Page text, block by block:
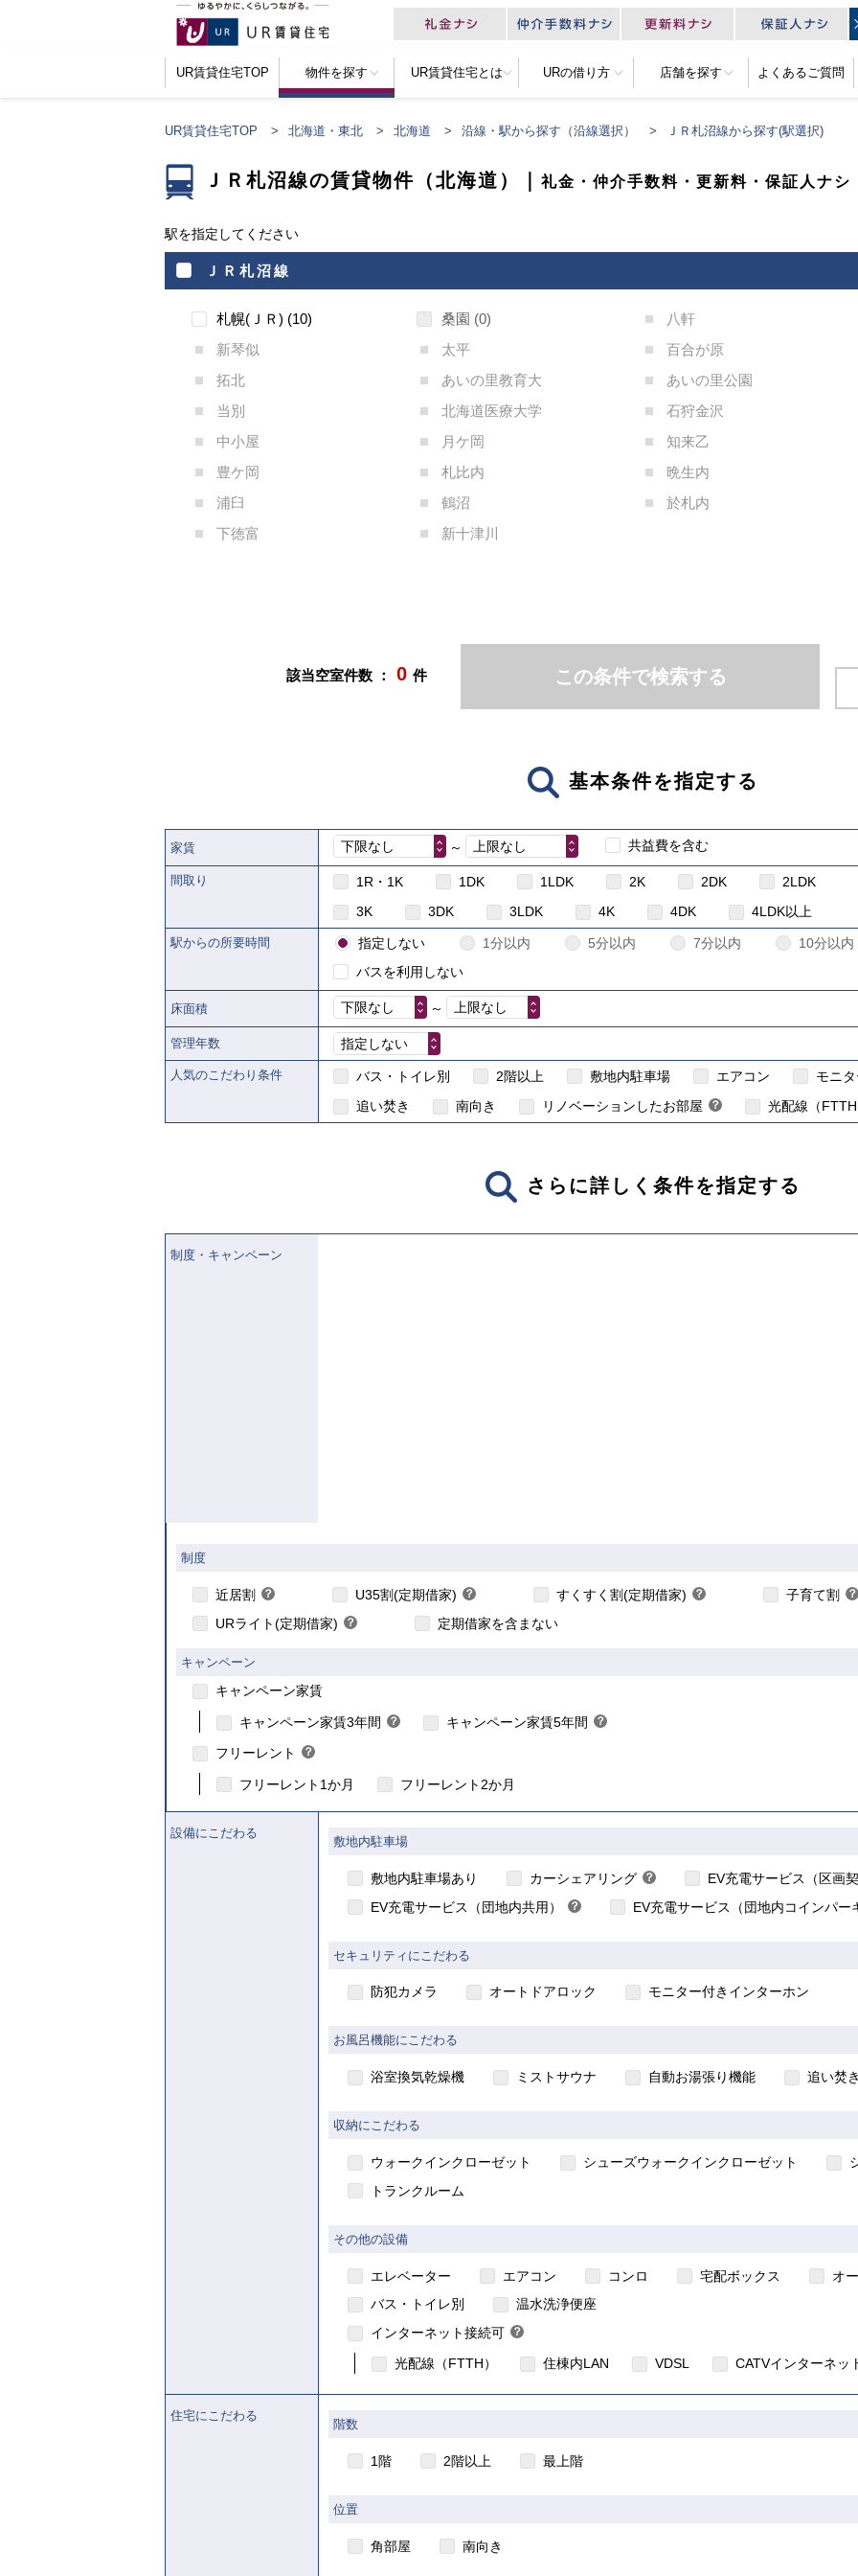
UR賃貸住宅TOP 物件を探す UR賃貸住宅とは URの借り方 店舗を探す よくあるご質問
UR賃貸住宅TOP 北海道・東北 北海道 沿線・駅から探す（沿線選択） ＪＲ札沼線から探す(駅選択)
ＪＲ札沼線の賃貸物件（北海道）｜礼金・仲介手数料・更新料・保証人ナシ
駅を指定してください
ＪＲ札沼線
札幌(ＪＲ) 10 桑園 0 八軒
新琴似
太平 百合が原
拓北
あいの里教育大 あいの里公園
当別
北海道医療大学 石狩金沢
中小屋
月ケ岡 知来乙
豊ケ岡
札比内 晩生内
浦臼
鶴沼 於札内
下徳富
新十津川
該当空室件数 ： 0 件 この条件で検索する
基本条件を指定する
家賃 下限なし ～ 上限なし 共益費を含む
間取り 1R・1K 1DK 1LDK 2K 2DK
2LDK
3K
3DK 3LDK 4K 4DK 4LDK以上
駅からの所要時間 指定しない 1分以内 5分以内 7分以内 10分以内
バスを利用しない
床面積 下限なし ～ 上限なし
管理年数 指定しない
人気のこだわり条件 バス・トイレ別 2階以上 敷地内駐車場 エアコン
モニ
追い焚き
南向き リノベーションしたお部屋 ？
こちら
光配線（FTTH
賃貸住宅のイン
さらに詳しく条件を指定する
制度・キャンペーン
制度
近居割 ？
ン
U35割(定期借家) ？
ン
すくすく割(定期借家) ？ 子育て割 ？
URライト(定期借家) ？
こちら
定期借家を含まない
キャンペーン
キャンペーン家賃
キャンペーン家賃3年間 ？
ト
キャンペーン家賃5年間 ？
フリーレント ？
ン
ト
こちら
フリーレント1か月 フリーレント2か月
設備にこだわる
敷地内駐車場
敷地内駐車場あり カーシェアリング ？
ン
EV充電サービス（区画契
EV充電サービス（団地内共用） ？
こちら
EV充電サービス（団地内コインパー
セキュリティにこだわる
防犯カメラ オートドアロック モニター付きインターホン
お風呂機能にこだわる
浴室換気乾燥機 ミストサウナ 自動お湯張り機能 追い焚き
収納にこだわる
ウォークインクローゼット シューズウォークインクローゼット
トランクルーム
その他の設備
エレベーター エアコン コンロ 宅配ボックス オ
バス・トイレ別
温水洗浄便座
インターネット接続可 ？
ン
賃貸住宅のインターネット対応について
光配線（FTTH） 住棟内LAN VDSL CATVインターネッ
住宅にこだわる
階数
1階 2階以上 最上階
位置
角部屋 南向き